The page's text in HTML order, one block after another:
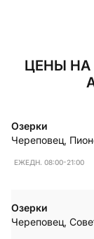
ЦЕНЫ НА
Озерки
Череповец,
ЕЖЕДН. 08:00-21:00
Озерки
Череповец,